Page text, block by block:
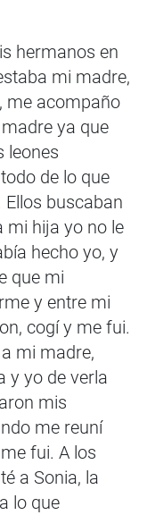
hermanos en
mi madre,
me acompaño
ya que
leones
de lo que
buscaban
mi hija yo no le
hecho yo, y
que mi
y entre mi
cogí y me fui.
mi madre,
y yo de verla
mis
me reuní
fui. A los
a Sonia, la
lo que